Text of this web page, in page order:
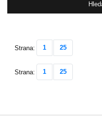
Strana: 1 25
Strana: 1 25